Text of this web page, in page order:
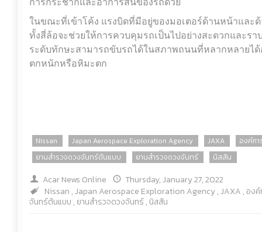
ในขณะที่เข้าโค้ง แรงบิดที่มีอยู่ของมอเตอร์ด้านหน้าและ
ทั้งสี่ล้อจะช่วยให้การควบคุมรถเป็นไปอย่างสะดวกและร
ระดับทักษะสามารถขับรถได้ในสภาพถนนที่หลากหลายไ
ตกหนักหรือหิมะตก
Nissan Japan Aerospace Exploration Agency JAXA
องค์ก
ยานสำรวจดวงจันทร์ต้นแบบ
ยานสำรวจดวงจันทร์ นิสสัน
Acar News Online
Thursday, January 27, 2022
Nissan ,Japan Aerospace Exploration Agency ,JAXA , อง
จันทร์ต้นแบบ , ยานสำรวจดวงจันทร์, นิสสัน